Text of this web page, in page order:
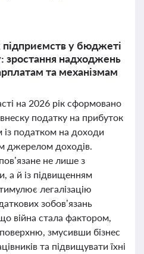
у бюджеті
зростання надходжень
та механізмам
на 2026 рік сформовано
податку на прибуток
із податком на доходи
джерелом доходів.
не лише з
а й із підвищенням
легалізацію
зобов’язань
війна стала фактором,
змусивши бізнес
та підвищувати їхні